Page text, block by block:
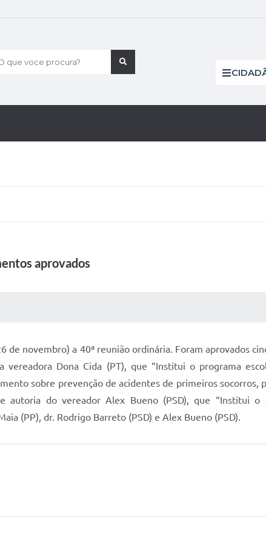
que voce procura?
aprovados
de novembro) a 40ª reunião ordinária. Foram aprovados
Dona Cida (PT), que “Institui o programa
sobre prevenção de acidentes de primeiros socorros,
do vereador Alex Bueno (PSD), que “Institui o
(PP), dr. Rodrigo Barreto (PSD) e Alex Bueno (PSD).